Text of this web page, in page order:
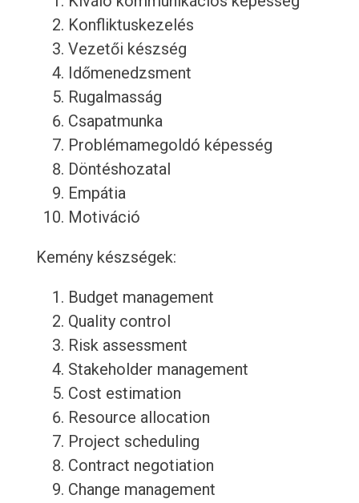
Konfliktuskezelés
Vezetői készség
Időmenedzsment
Rugalmasság
Csapatmunka
Problémamegoldó képesség
Döntéshozatal
Empátia
Motiváció
Kemény készségek:
Budget management
Quality control
Risk assessment
Stakeholder management
Cost estimation
Resource allocation
Project scheduling
Contract negotiation
Change management